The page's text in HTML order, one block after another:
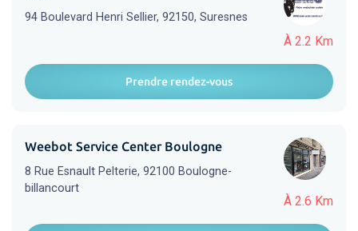
À 2.2 Km
94 Boulevard Henri Sellier, 92150, Suresnes
Prendre rendez-vous
À 2.6 Km
Weebot Service Center Boulogne
8 Rue Esnault Pelterie, 92100 Boulogne-
billancourt